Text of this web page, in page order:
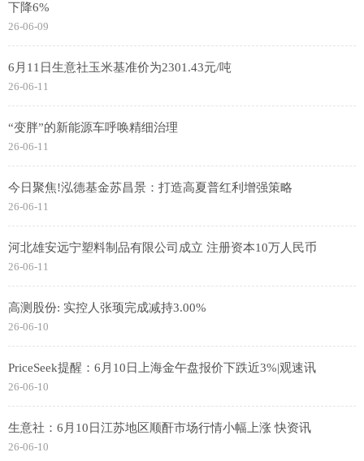
下降6%
26-06-09
6月11日生意社玉米基准价为2301.43元/吨
26-06-11
“变胖”的新能源车呼唤精细治理
26-06-11
今日聚焦!泓德基金苏昌景：打造高夏普红利增强策略
26-06-11
河北雄安远宁塑料制品有限公司成立 注册资本10万人民币
26-06-11
高测股份: 实控人张顼完成减持3.00%
26-06-10
PriceSeek提醒：6月10日上海金午盘报价下跌近3%|观速讯
26-06-10
生意社：6月10日江苏地区顺酐市场行情小幅上涨 快资讯
26-06-10